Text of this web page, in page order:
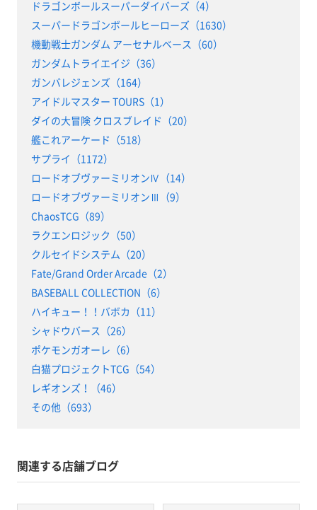
ドラゴンボールスーパーダイバーズ（4）
スーパードラゴンボールヒーローズ（1630）
機動戦士ガンダム アーセナルベース（60）
ガンダムトライエイジ（36）
ガンバレジェンズ（164）
アイドルマスター TOURS（1）
ダイの大冒険 クロスブレイド（20）
艦これアーケード（518）
サプライ（1172）
ロードオブヴァーミリオンⅣ（14）
ロードオブヴァーミリオンⅢ（9）
ChaosTCG（89）
ラクエンロジック（50）
クルセイドシステム（20）
Fate/Grand Order Arcade（2）
BASEBALL COLLECTION（6）
ハイキュー！！バボカ（11）
シャドウバース（26）
ポケモンガオーレ（6）
白猫プロジェクトTCG（54）
レギオンズ！（46）
その他（693）
関連する店舗ブログ